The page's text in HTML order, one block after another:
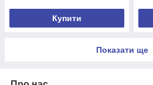
Купити
Показати ще